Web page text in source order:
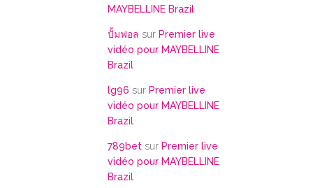
MAYBELLINE Brazil
ปั้มฟอล sur Premier live
vidéo pour MAYBELLINE
Brazil
lg96 sur Premier live
vidéo pour MAYBELLINE
Brazil
789bet sur Premier live
vidéo pour MAYBELLINE
Brazil